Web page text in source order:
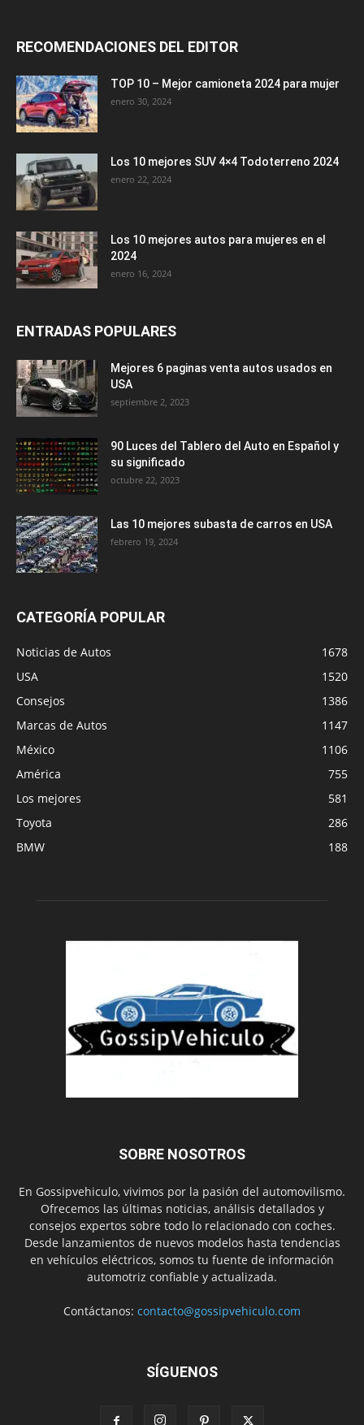
RECOMENDACIONES DEL EDITOR
TOP 10 – Mejor camioneta 2024 para mujer
enero 30, 2024
Los 10 mejores SUV 4×4 Todoterreno 2024
enero 22, 2024
Los 10 mejores autos para mujeres en el
2024
enero 16, 2024
ENTRADAS POPULARES
Mejores 6 paginas venta autos usados en
USA
septiembre 2, 2023
90 Luces del Tablero del Auto en Español y
su significado
octubre 22, 2023
Las 10 mejores subasta de carros en USA
febrero 19, 2024
CATEGORÍA POPULAR
Noticias de Autos
1678
USA
1520
Consejos
1386
Marcas de Autos
1147
México
1106
América
755
Los mejores
581
Toyota
286
BMW
188
SOBRE NOSOTROS
En Gossipvehiculo, vivimos por la pasión del automovilismo.
Ofrecemos las últimas noticias, análisis detallados y
consejos expertos sobre todo lo relacionado con coches.
Desde lanzamientos de nuevos modelos hasta tendencias
en vehículos eléctricos, somos tu fuente de información
automotriz confiable y actualizada.
Contáctanos: contacto@gossipvehiculo.com
SÍGUENOS